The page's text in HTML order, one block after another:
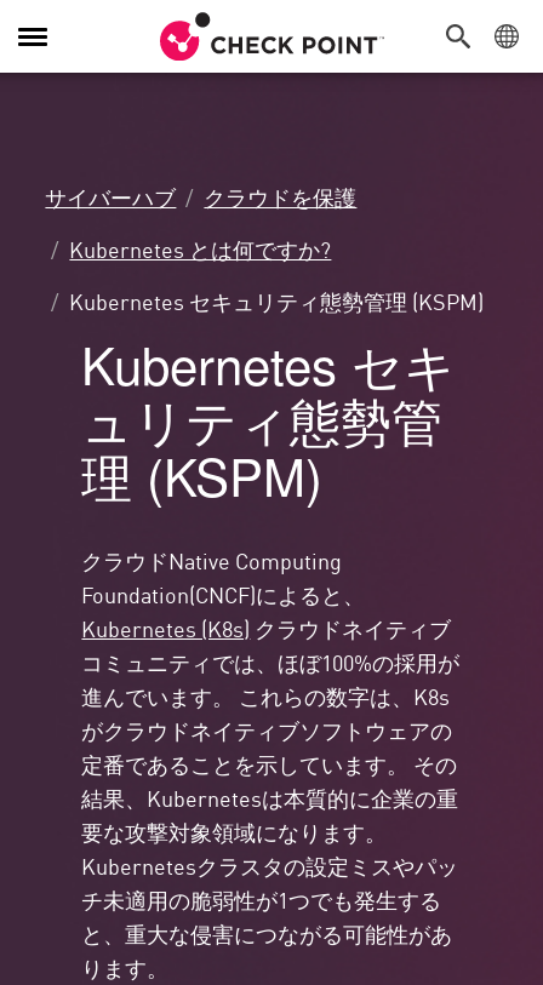
Toggle
Navigation
サイバーハブ
クラウドを保護
Kubernetes とは何ですか?
Kubernetes セキュリティ態勢管理 (KSPM)
Kubernetes セキ
ュリティ態勢管
理 (KSPM)
クラウドNative Computing
Foundation(CNCF)によると、
Kubernetes (K8s) クラウドネイティブ
コミュニティでは、ほぼ100%の採用が
進んでいます。 これらの数字は、K8s
がクラウドネイティブソフトウェアの
定番であることを示しています。 その
結果、Kubernetesは本質的に企業の重
要な攻撃対象領域になります。
Kubernetesクラスタの設定ミスやパッ
チ未適用の脆弱性が1つでも発生する
と、重大な侵害につながる可能性があ
ります。